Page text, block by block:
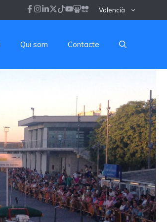
Valencià
Qui som Contacte